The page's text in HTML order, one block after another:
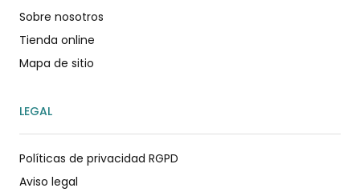
Sobre nosotros
Tienda online
Mapa de sitio
LEGAL
Políticas de privacidad RGPD
Aviso legal